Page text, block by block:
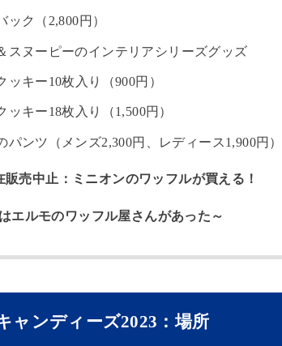
ック（2,800円）
スヌーピーのインテリアシリーズグッズ
ッキー10枚入り（900円）
ッキー18枚入り（1,500円）
パンツ（メンズ2,300円、レディース1,900円）
販売中止：ミニオンのワッフルが買える！
エルモのワッフル屋さんがあった～
ャンディーズ2023：場所